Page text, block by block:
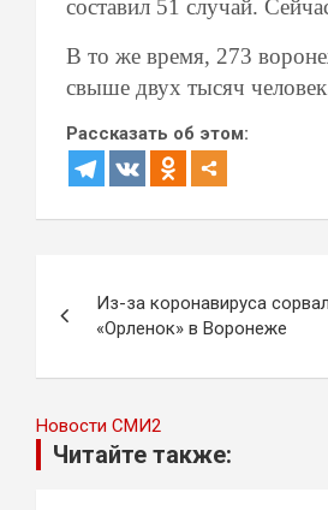
составил 51 случай.
В то же время, 273
свыше двух тысяч
Рассказать об этом:
по
записям
Из-за коронавируса
«Орленок» в Воронеже
Новости СМИ2
Читайте также: